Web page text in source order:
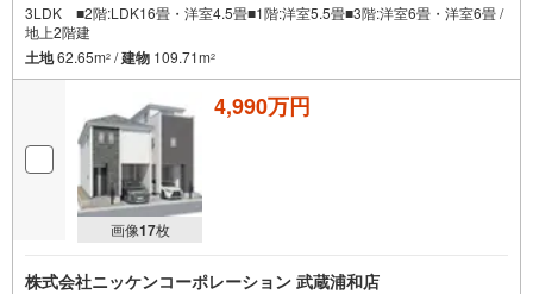
3LDK ■2階:LDK16畳・洋室4.5畳■1階:洋室5.5畳■3階:洋室6畳・洋室6畳 /
地上2階建
土地62.65m2 /建物 109.71m2
画像17枚
4,990万円
株式会社ニッケンコーポレーション 武蔵浦和店